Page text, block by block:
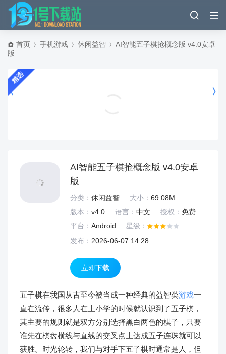
首页 手机游戏 休闲益智
AI智能五子棋抢概念版 v4.0安卓
版
精选
AI智能五子棋抢概念版 v4.0安卓
版
分类： 休闲益智 大小： 69.08M
版本： v4.0 语言： 中文 授权： 免费
平台： Android
星级：
发布： 2026-06-07 14:28
立即下载
五子棋在我国从古至今被当成一种经典的益智类游戏一
直在流传，很多人在上小学的时候就认识到了五子棋，
其主要的规则就是双方分别选择黑白两色的棋子，只要
谁先在棋盘横线与直线的交叉点上达成五子连珠就可以
获胜。时光轮转，我们与对手下五子棋时通常是人，但